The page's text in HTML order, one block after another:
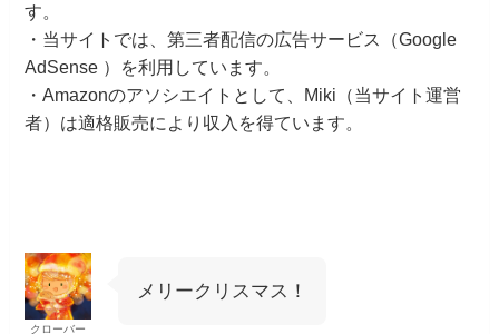
す。
・当サイトでは、第三者配信の広告サービス（Google
AdSense ）を利用しています。
・Amazonのアソシエイトとして、Miki（当サイト運営
者）は適格販売により収入を得ています。
クローバー
メリークリスマス！